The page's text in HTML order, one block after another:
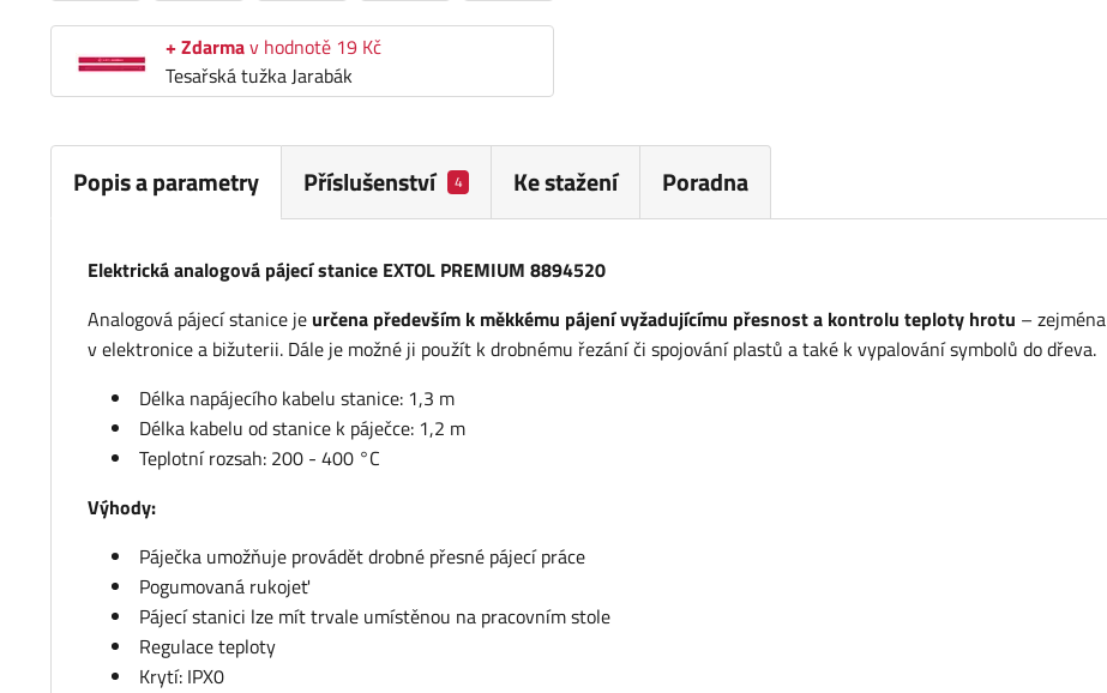
+ Zdarmav hodnotě 19 Kč
Tesařská tužka Jarabák
Popis a parametry Příslušenství 4 Ke stažení Poradna
Elektrická analogová pájecí stanice EXTOL PREMIUM 8894520
Analogová pájecí stanice je určena především k měkkému pájení vyžadujícímu přesnost a kontrolu teploty hrotu – zejména
v elektronice a bižuterii. Dále je možné ji použít k drobnému řezání či spojování plastů a také k vypalování symbolů do dřeva.
Délka napájecího kabelu stanice: 1,3 m
Délka kabelu od stanice k páječce: 1,2 m
Teplotní rozsah: 200 - 400 °C
Výhody:
Páječka umožňuje provádět drobné přesné pájecí práce
Pogumovaná rukojeť
Pájecí stanici lze mít trvale umístěnou na pracovním stole
Regulace teploty
Krytí: IPX0